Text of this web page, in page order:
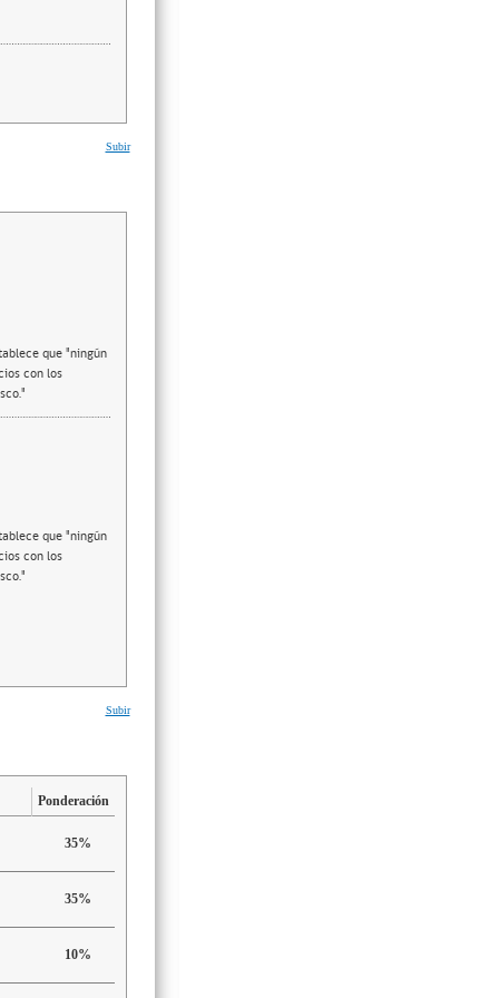
Subir
que "ningún
con los
que "ningún
con los
Subir
Ponderación
35%
35%
10%